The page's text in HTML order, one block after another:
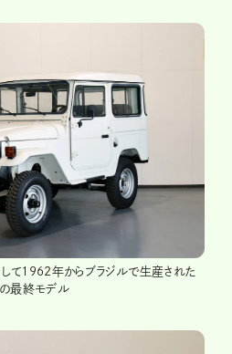
て1962年からブラジルで生産された
最終モデル